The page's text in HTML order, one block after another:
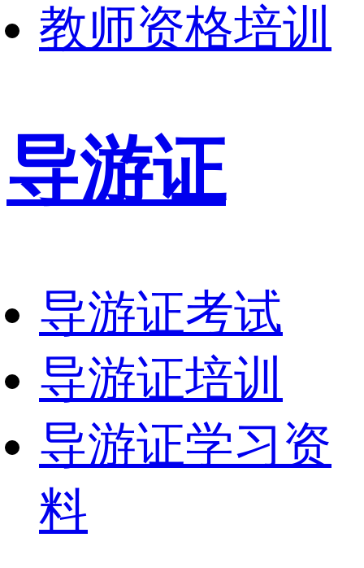
教师资格培训
导游证
导游证考试
导游证培训
导游证学习资
料